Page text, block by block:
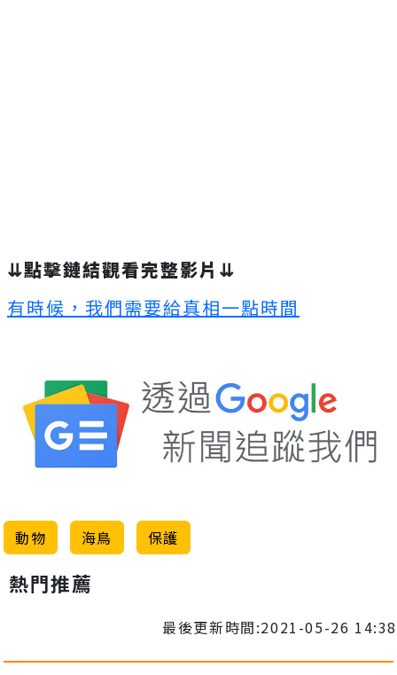
⇊點擊鏈結觀看完整影片⇊
有時候，我們需要給真相一點時間
動物 海鳥 保護
熱門推薦
最後更新時間:2021-05-26 14:38